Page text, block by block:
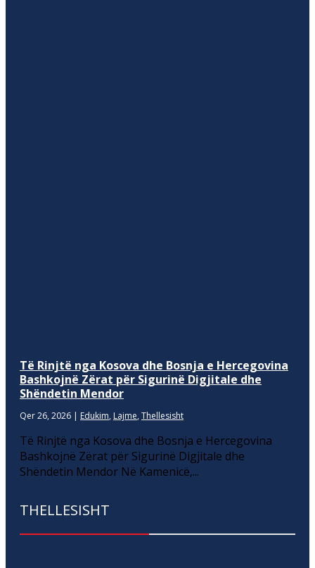
Të Rinjtë nga Kosova dhe Bosnja e Hercegovina
Bashkojnë Zërat për Sigurinë Digjitale dhe
Shëndetin Mendor
Qer 26, 2026 | Edukim, Lajme, Thellesisht
Të Rinjtë nga Kosova dhe Bosnja e Hercegovina
Bashkojnë Zërat për Sigurinë Digjitale dhe
Shëndetin Mendor Në Kamenicë,...
THELLESISHT